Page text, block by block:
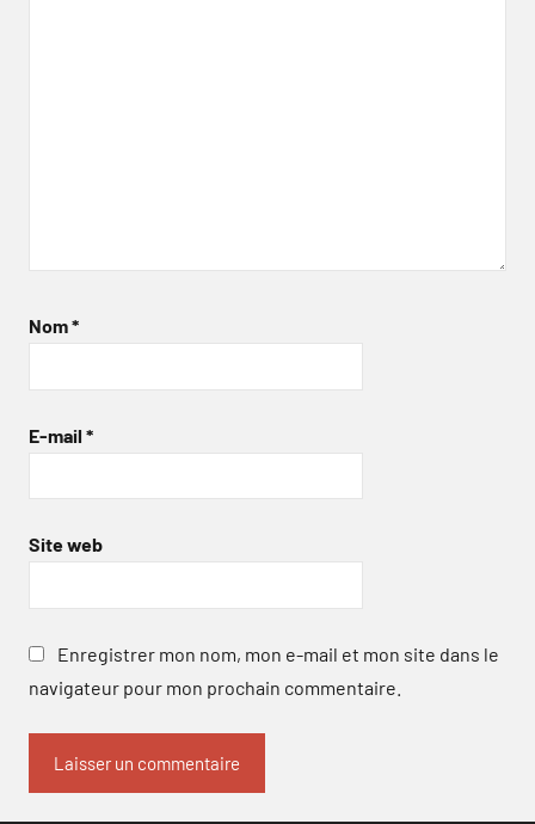
Nom*
E-mail *
Site web
Enregistrer mon nom, mon e-mail et mon site dans le
navigateur pour mon prochain commentaire.